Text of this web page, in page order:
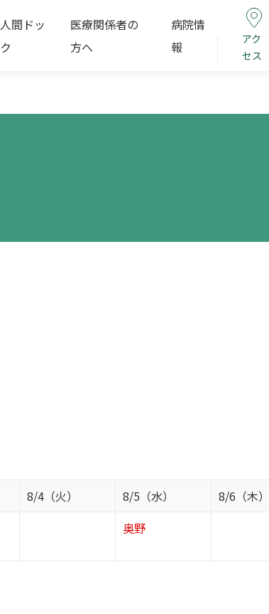
人間ドッ
ク
医療関係者の
方へ
病院情
報
アク
セス
8/4（火） 8/5（水） 8/6（木）
奥野